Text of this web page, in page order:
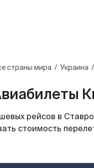
страны мира Украина
рейсов в
стоимость